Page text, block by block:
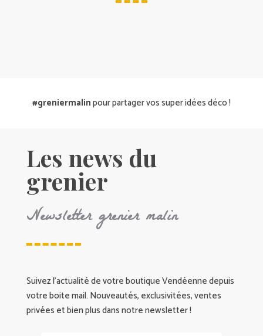
#greniermalinpour partager vos super idées déco !
Les news du
grenier
Newsletter grenier malin
Suivez l’actualité de votre boutique Vendéenne depuis
votre boite mail. Nouveautés, exclusivitées, ventes
privées et bien plus dans notre newsletter !